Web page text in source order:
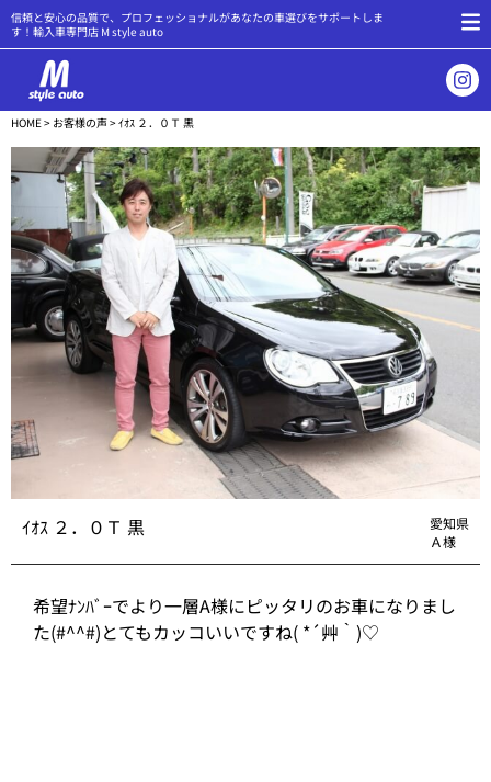
信頼と安心の品質で、プロフェッショナルがあなたの車選びをサポートしま
す！輸入車専門店 M style auto
HOME> お客様の声> ｲｵｽ ２．０Ｔ 黒
ｲｵｽ ２．０Ｔ 黒
愛知県
Ａ様
希望ﾅﾝﾊﾞｰでより一層A様にピッタリのお車になりまし
た(#^^#)とてもカッコいいですね( *´艸｀)♡